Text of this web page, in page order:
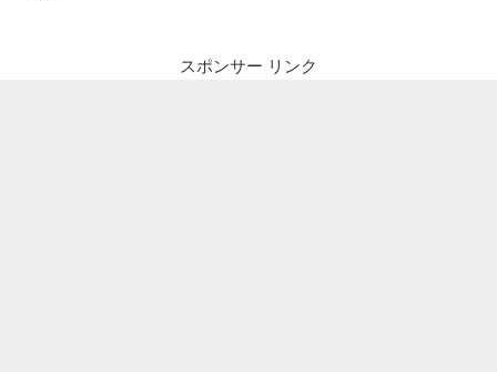
スポンサー リンク